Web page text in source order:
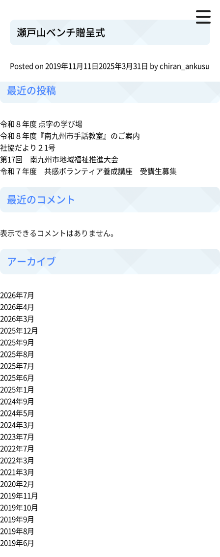
2019年11月
瀬戸山ベンチ贈呈式
Posted on2019年11月11日2025年3月31日 bychiran_ankusu
瀬戸山ベンチ贈呈式.pdf
Posted inお知らせ Leave a Comment
戸
呈
最近の投稿
令和８年度 点字の学び場
令和８年度『南九州市手話教室』のご案内
社協だより２1号
第17回 南九州市地域福祉推進大会
令和７年度 共感ボランティア養成講座 受講生募集
最近のコメント
表示できるコメントはありません。
アーカイブ
2026年7月
2026年4月
2026年3月
2025年12月
2025年9月
2025年8月
2025年7月
2025年6月
2025年1月
2024年9月
2024年5月
2024年3月
2023年7月
2022年7月
2022年3月
2021年3月
2020年2月
2019年11月
2019年10月
2019年9月
2019年8月
2019年6月